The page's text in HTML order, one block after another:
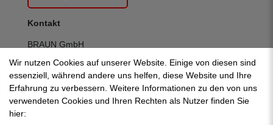
Kontakt
BRAUN GmbH
Telefon:
Fax:
Wir nutzen Cookies auf unserer Website. Einige von diesen sind
essenziell, während andere uns helfen, diese Website und Ihre
Erfahrung zu verbessern. Weitere Informationen zu den von uns
verwendeten Cookies und Ihren Rechten als Nutzer finden Sie
hier: